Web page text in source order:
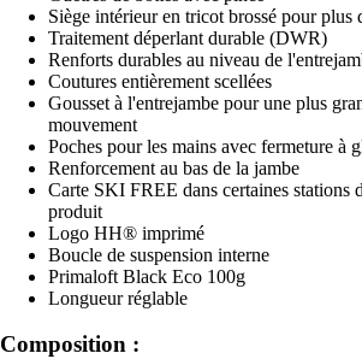
Siège intérieur en tricot brossé pour plus
Traitement déperlant durable (DWR)
Renforts durables au niveau de
Coutures entièrement scellées
Gousset à l'entrejambe pour une plus
mouvement
Poches pour les mains avec fermeture à
Renforcement au bas de la jambe
Carte SKI FREE dans certaines stations
produit
Logo HH® imprimé
Boucle de suspension interne
Primaloft Black Eco 100g
Longueur réglable
Composition :